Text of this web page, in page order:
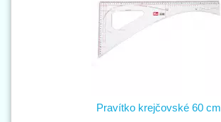
Pravítko krejčovské 60 cm